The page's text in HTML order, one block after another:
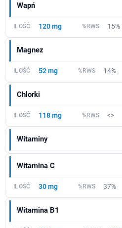
Wapń
120 mg 15%
Magnez
52 mg 14%
Chlorki
118 mg <>
Witaminy
Witamina C
30 mg 37%
Witamina B1